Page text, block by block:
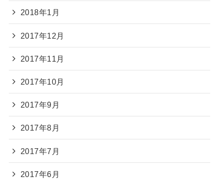
2018年1月
2017年12月
2017年11月
2017年10月
2017年9月
2017年8月
2017年7月
2017年6月